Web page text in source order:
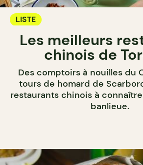
LISTE
Les meilleurs
chinois de
Des comptoirs à nouilles du
tours de homard de
restaurants chinois à
banlieue.